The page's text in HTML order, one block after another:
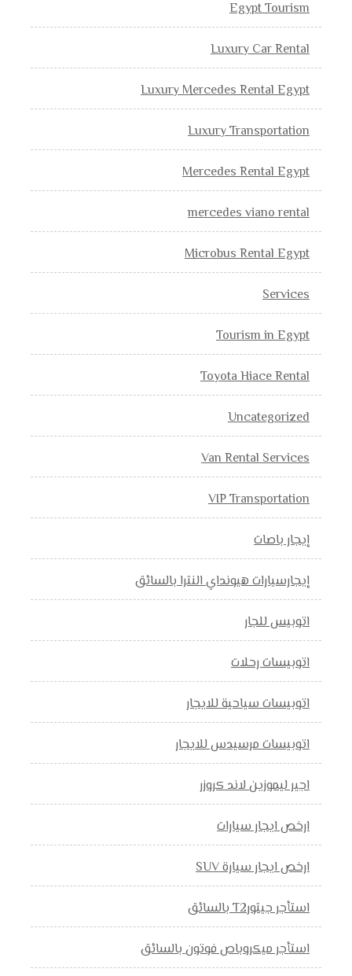
Egypt Tourism
Luxury Car Rental
Luxury Mercedes Rental Egypt
Luxury Transportation
Mercedes Rental Egypt
mercedes viano rental
Microbus Rental Egypt
Services
Tourism in Egypt
Toyota Hiace Rental
Uncategorized
Van Rental Services
VIP Transportation
إيجار باصات
إيجارسيارات هيونداي النترا بالسائق
اتوبيس للجار
اتوبيسات رحلات
اتوبيسات سياحية للايجار
اتوبيسات مرسيدس للايجار
اجير ليموزين لاند كروزر
ارخص ايجار سيارات
ارخص ايجار سيارة SUV
استأجر جيتورT2 بالسائق
استأجر ميكروباص فوتون بالسائق